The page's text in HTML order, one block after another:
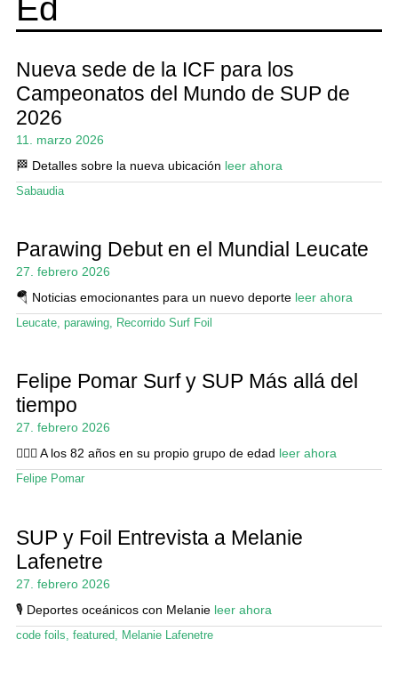
Revistas
Mi cuenta
Ed
Nueva sede de la ICF para los
Campeonatos del Mundo de SUP de
2026
11. marzo 2026
🏁 Detalles sobre la nueva ubicación leer ahora
Sabaudia
Parawing Debut en el Mundial Leucate
27. febrero 2026
🪂 Noticias emocionantes para un nuevo deporte leer ahora
Leucate, parawing, Recorrido Surf Foil
Felipe Pomar Surf y SUP Más allá del
tiempo
27. febrero 2026
🏄🏼‍♂️ A los 82 años en su propio grupo de edad leer ahora
Felipe Pomar
SUP y Foil Entrevista a Melanie
Lafenetre
27. febrero 2026
🎙️ Deportes oceánicos con Melanie leer ahora
code foils featured Melanie Lafenetre